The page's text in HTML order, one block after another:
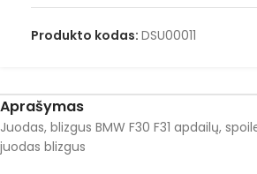
Produkto kodas: DSU00011
Aprašymas
Juodas, blizgus BMW F30 F31 apdailų,
juodas blizgus